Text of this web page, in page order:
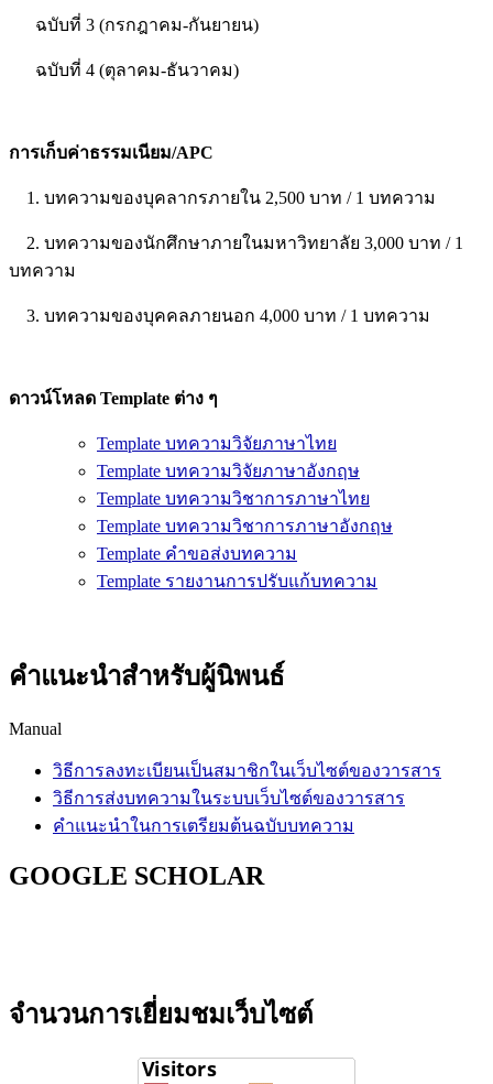
ฉบับที่ 3 (กรกฎาคม-กันยายน)
ฉบับที่ 4 (ตุลาคม-ธันวาคม)
การเก็บค่าธรรมเนียม/APC
1. บทความของบุคลากรภายใน 2,500 บาท / 1 บทความ
2. บทความของนักศึกษาภายในมหาวิทยาลัย 3,000 บาท / 1
บทความ
3. บทความของบุคคลภายนอก 4,000 บาท / 1 บทความ
ดาวน์โหลด Template ต่าง ๆ
Template บทความวิจัยภาษาไทย
Template บทความวิจัยภาษาอังกฤษ
Template บทความวิชาการภาษาไทย
Template บทความวิชาการภาษาอังกฤษ
Template คำขอส่งบทความ
Template รายงานการปรับแก้บทความ
คำแนะนำสำหรับผู้นิพนธ์
Manual
วิธีการลงทะเบียนเป็นสมาชิกในเว็บไซต์ของวารสาร
วิธีการส่งบทความในระบบเว็บไซต์ของวารสาร
คำแนะนำในการเตรียมต้นฉบับบทความ
GOOGLE SCHOLAR
จำนวนการเยี่ยมชมเว็บไซต์